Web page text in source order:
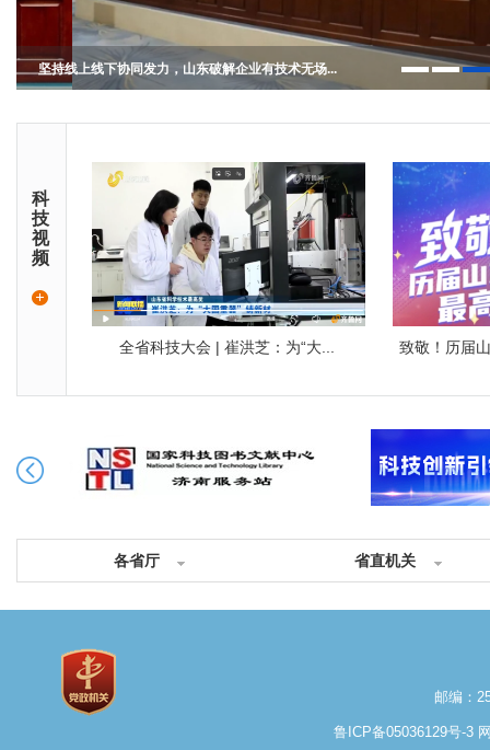
坚持线上线下协同发力，山东破解企业有技术无场...
全省科技大会 | 崔洪芝：为“大... 致敬！历届山东
科
技
视
频
各省厅 省直机关
邮编：
鲁ICP备05036129号-3